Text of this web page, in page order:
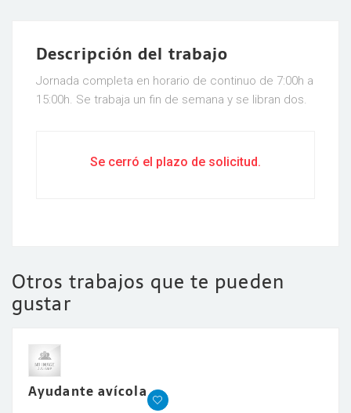
Descripción del trabajo
Jornada completa en horario de continuo de 7:00h a
15:00h. Se trabaja un fin de semana y se libran dos.
Se cerró el plazo de solicitud.
Otros trabajos que te pueden
gustar
Ayudante avícola